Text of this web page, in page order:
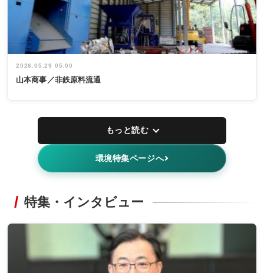
2026.05.29 05:00
山本商事／非鉄原料流通
もっと読む
環境特集ページへ
特集・インタビュー